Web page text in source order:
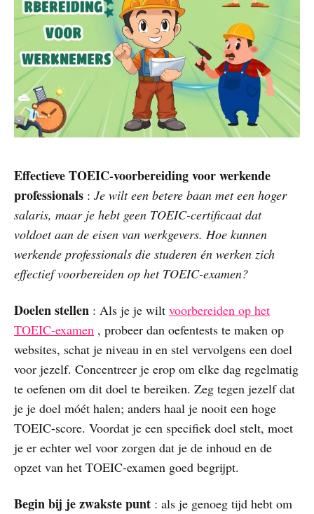
Effectieve TOEIC-voorbereiding voor werkende
professionals : Je wilt een betere baan met een hoger
salaris, maar je hebt geen TOEIC-certificaat dat
voldoet aan de eisen van werkgevers. Hoe kunnen
werkende professionals die studeren én werken zich
effectief voorbereiden op het TOEIC-examen?
Doelen stellen : Als je je wilt voorbereiden op het
TOEIC-examen , probeer dan oefentests te maken op
websites, schat je niveau in en stel vervolgens een doel
voor jezelf. Concentreer je erop om elke dag regelmatig
te oefenen om dit doel te bereiken. Zeg tegen jezelf dat
je je doel móét halen; anders haal je nooit een hoge
TOEIC-score. Voordat je een specifiek doel stelt, moet
je er echter wel voor zorgen dat je de inhoud en de
opzet van het TOEIC-examen goed begrijpt.
Begin bij je zwakste punt : als je genoeg tijd hebt om